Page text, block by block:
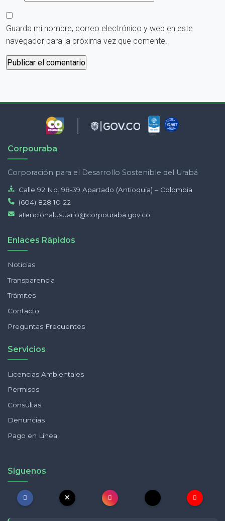
Guarda mi nombre, correo electrónico y web en este
navegador para la próxima vez que comente.
Corpouraba
Corporación para el Desarrollo Sostenible del Urabá
Calle 92 No. 98-39 Apartado (Antioquia) – Colombia
(604) 828 10 22
atencionalusuario@corpouraba.gov.co
Enlaces Rápidos
Noticias
Transparencia
Trámites
Contacto
Preguntas Frecuentes
Servicios
Licencias Ambientales
Permisos
Consultas
Denuncias
Pago en Línea
Síguenos